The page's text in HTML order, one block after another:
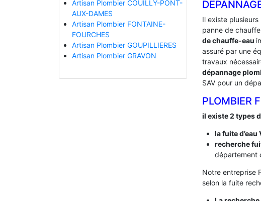
Artisan Plombier COUILLY-PONT-
AUX-DAMES
Artisan Plombier FONTAINE-
FOURCHES
Artisan Plombier GOUPILLIERES
Artisan Plombier GRAVON
Il existe plusieurs
panne de
de chauffe-eau
assuré par une
travaux
dépannage
SAV pour un
PLOMBIER
il existe 2 types
la fuite d’eau
recherche
département
Notre entreprise
selon la fuite